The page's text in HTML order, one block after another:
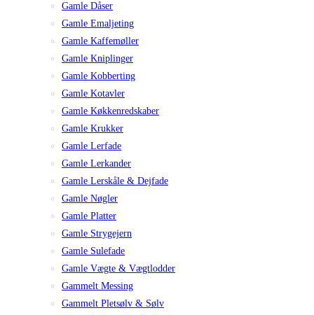
Gamle Dåser
Gamle Emaljeting
Gamle Kaffemøller
Gamle Kniplinger
Gamle Kobberting
Gamle Kotavler
Gamle Køkkenredskaber
Gamle Krukker
Gamle Lerfade
Gamle Lerkander
Gamle Lerskåle & Dejfade
Gamle Nøgler
Gamle Platter
Gamle Strygejern
Gamle Sulefade
Gamle Vægte & Vægtlodder
Gammelt Messing
Gammelt Pletsølv & Sølv